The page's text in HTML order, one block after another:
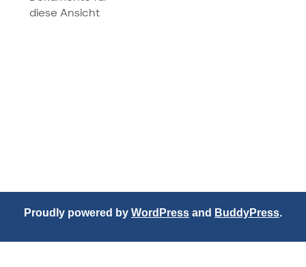
diese Ansicht
Proudly powered by WordPress and BuddyPress.